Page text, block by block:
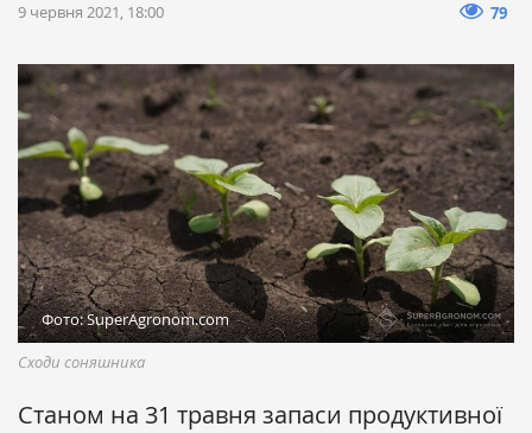
9 червня 2021, 18:00 79
Фото: SuperAgronom.com
Сходи соняшника
Станом на 31 травня запаси продуктивної